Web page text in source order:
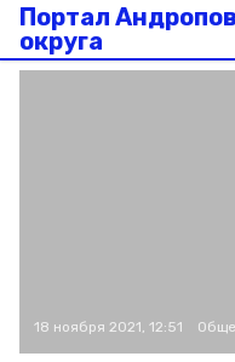
Портал
округа
18 ноября 2021, 12:51